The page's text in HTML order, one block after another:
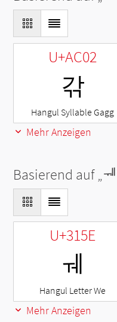
U+AC02
갂
Hangul Syllable Gagg
Mehr Anzeigen
Basierend auf „ᅰ
U+315E
ㅞ
Hangul Letter We
Mehr Anzeigen